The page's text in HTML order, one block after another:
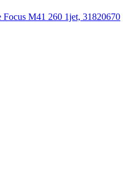
M41 260 1jet, 31820670